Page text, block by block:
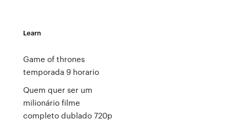
Learn
Game of thrones
temporada 9 horario
Quem quer ser um
milionário filme
completo dublado 720p